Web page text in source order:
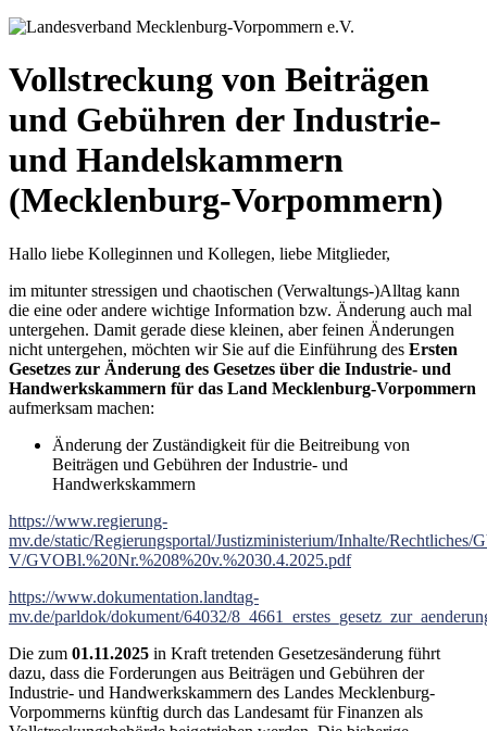
Vollstreckung von Beiträgen
und Gebühren der Industrie-
und Handelskammern
(Mecklenburg-Vorpommern)
Hallo liebe Kolleginnen und Kollegen, liebe Mitglieder,
im mitunter stressigen und chaotischen (Verwaltungs-)Alltag kann
die eine oder andere wichtige Information bzw. Änderung auch mal
untergehen. Damit gerade diese kleinen, aber feinen Änderungen
nicht untergehen, möchten wir Sie auf die Einführung des Ersten
Gesetzes zur Änderung des Gesetzes über die Industrie- und
Handwerkskammern für das Land Mecklenburg-Vorpommern
aufmerksam machen:
Änderung der Zuständigkeit für die Beitreibung von
Beiträgen und Gebühren der Industrie- und
Handwerkskammern
https://www.regierung-
mv.de/static/Regierungsportal/Justizministerium/Inhalte/Rechtliches/
V/GVOBl.%20Nr.%208%20v.%2030.4.2025.pdf
https://www.dokumentation.landtag-
mv.de/parldok/dokument/64032/
Die zum 01.11.2025 in Kraft tretenden Gesetzesänderung führt
dazu, dass die Forderungen aus Beiträgen und Gebühren der
Industrie- und Handwerkskammern des Landes Mecklenburg-
Vorpommerns künftig durch das Landesamt für Finanzen als